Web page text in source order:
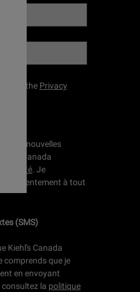
with the Privacy
des nouvelles
Canada
. Je
consentement à tout
(SMS)
Kiehl's Canada
comprends que je
en envoyant
la politique